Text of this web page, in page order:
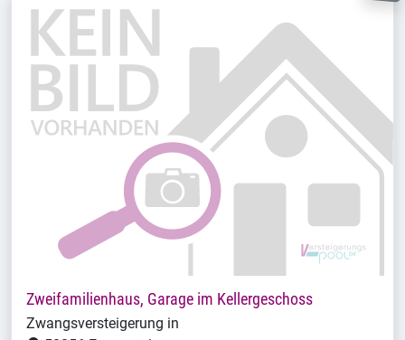
Zweifamilienhaus, Garage im Kellergeschoss
Zwangsversteigerung in